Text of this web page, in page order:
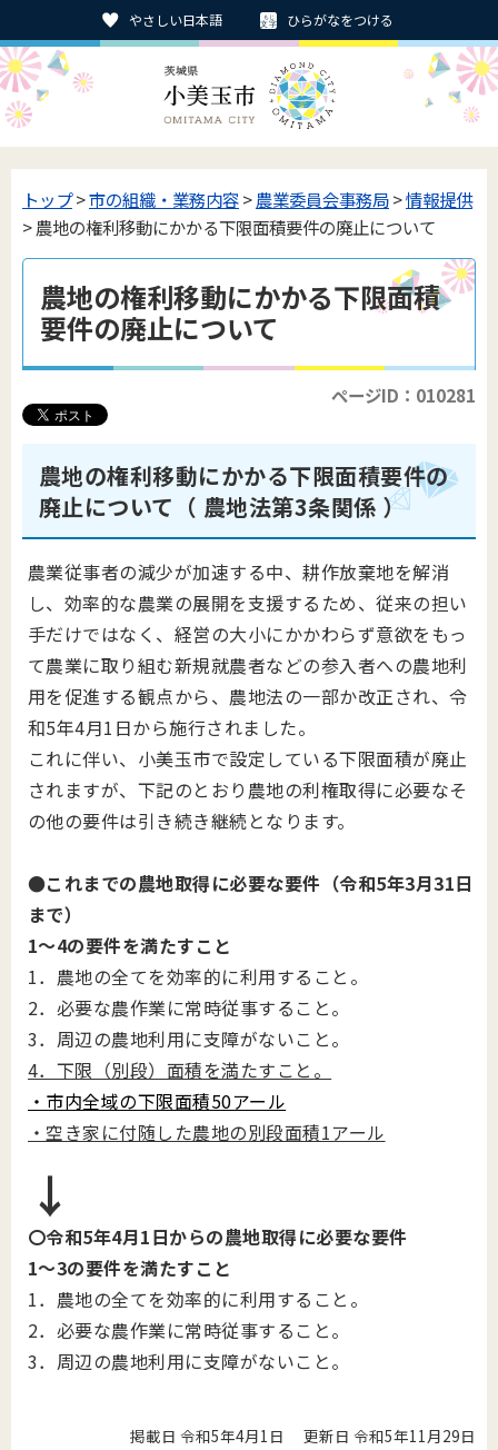
やさしい日本語 ひらがなをつける
トップ>市の組織・業務内容>農業委員会事務局>情報提供
> 農地の権利移動にかかる下限面積要件の廃止について
農地の権利移動にかかる下限面積
要件の廃止について
ページID：010281
農地の権利移動にかかる下限面積要件の
廃止について （ 農地法第3条関係 ）
農業従事者の減少が加速する中、耕作放棄地を解消
し、効率的な農業の展開を支援するため、従来の担い
手だけではなく、経営の大小にかかわらず意欲をもっ
て農業に取り組む新規就農者などの参入者への農地利
用を促進する観点から、農地法の一部か改正され、令
和5年4月1日から施行されました。
これに伴い、小美玉市で設定している下限面積が廃止
されますが、下記のとおり農地の利権取得に必要なそ
の他の要件は引き続き継続となります。
●これまでの農地取得に必要な要件（令和5年3月31日
まで）
1～4の要件を満たすこと
1．農地の全てを効率的に利用すること。
2．必要な農作業に常時従事すること。
3．周辺の農地利用に支障がないこと。
4．下限（別段）面積を満たすこと。
・市内全域の下限面積50アール
・空き家に付随した農地の別段面積1アール
↓
〇令和5年4月1日からの農地取得に必要な要件
1～3の要件を満たすこと
1．農地の全てを効率的に利用すること。
2．必要な農作業に常時従事すること。
3．周辺の農地利用に支障がないこと。
掲載日 令和5年4月1日 更新日 令和5年11月29日